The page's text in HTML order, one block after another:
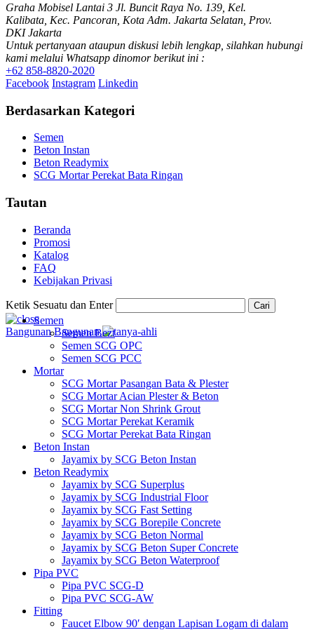
Graha Mobisel Lantai 3 Jl. Buncit Raya No. 139, Kel.
Kalibata, Kec. Pancoran, Kota Adm. Jakarta Selatan, Prov.
DKI Jakarta
Untuk pertanyaan ataupun diskusi lebih lengkap, silahkan hubungi
kami melalui Whatsapp dinomor berikut ini :
+62 858-8820-2020
Facebook Instagram Linkedin
Berdasarkan Kategori
Semen
Beton Instan
Beton Readymix
SCG Mortar Perekat Bata Ringan
Tautan
Beranda
Promosi
Katalog
FAQ
Kebijakan Privasi
Ketik Sesuatu dan Enter Cari
Bangunan Bangunan
Semen
Semen Bezt
Semen SCG OPC
Semen SCG PCC
Mortar
SCG Mortar Pasangan Bata & Plester
SCG Mortar Acian Plester & Beton
SCG Mortar Non Shrink Grout
SCG Mortar Perekat Keramik
SCG Mortar Perekat Bata Ringan
Beton Instan
Jayamix by SCG Beton Instan
Beton Readymix
Jayamix by SCG Superplus
Jayamix by SCG Industrial Floor
Jayamix by SCG Fast Setting
Jayamix by SCG Borepile Concrete
Jayamix by SCG Beton Normal
Jayamix by SCG Beton Super Concrete
Jayamix by SCG Beton Waterproof
Pipa PVC
Pipa PVC SCG-D
Pipa PVC SCG-AW
Fitting
Faucet Elbow 90′ dengan Lapisan Logam di dalam